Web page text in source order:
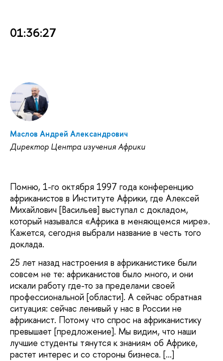
01:36:27
Маслов Андрей Александрович
Директор Центра изучения Африки
Помню, 1-го октября 1997 года конференцию
африканистов в Институте Африки, где Алексей
Михайлович [Васильев] выступал с докладом,
который назывался «Африка в меняющемся мире».
Кажется, сегодня выбрали название в честь того
доклада.
25 лет назад настроения в африканистике были
совсем не те: африканистов было много, и они
искали работу где-то за пределами своей
профессиональной [области]. А сейчас обратная
ситуация: сейчас ленивый у нас в России не
африканист. Потому что спрос на африканистику
превышает [предложение]. Мы видим, что наши
лучшие студенты тянутся к знаниям об Африке,
растет интерес и со стороны бизнеса. […]